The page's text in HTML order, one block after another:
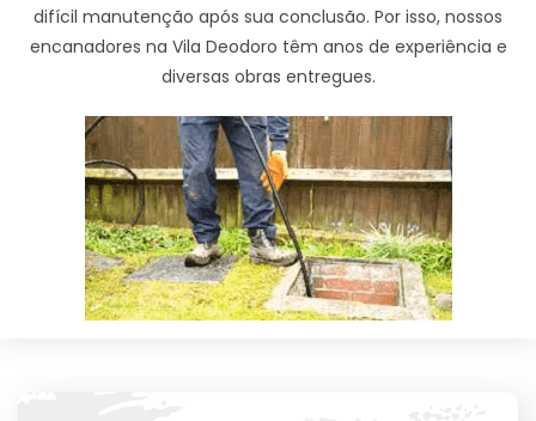
difícil manutenção após sua conclusão. Por isso, nossos
encanadores na Vila Deodoro têm anos de experiência e
diversas obras entregues.